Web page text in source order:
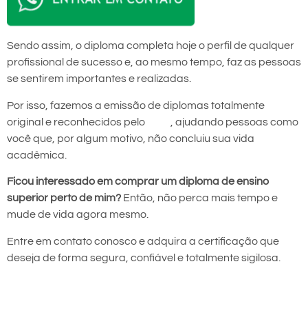
Sendo assim, o diploma completa hoje o perfil de qualquer
profissional de sucesso e, ao mesmo tempo, faz as pessoas
se sentirem importantes e realizadas.
Por isso, fazemos a emissão de diplomas totalmente
original e reconhecidos pelo
, ajudando pessoas como
você que, por algum motivo, não concluiu sua vida
acadêmica.
Ficou interessado em comprar um diploma de ensino
superior perto de mim? Então, não perca mais tempo e
mude de vida agora mesmo.
Entre em contato conosco e adquira a certificação que
deseja de forma segura, confiável e totalmente sigilosa.